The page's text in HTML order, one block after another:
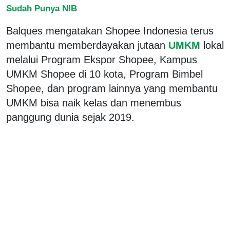
Sudah Punya NIB
Balques mengatakan Shopee Indonesia terus
membantu memberdayakan jutaan UMKM lokal
melalui Program Ekspor Shopee, Kampus
UMKM Shopee di 10 kota, Program Bimbel
Shopee, dan program lainnya yang membantu
UMKM bisa naik kelas dan menembus
panggung dunia sejak 2019.